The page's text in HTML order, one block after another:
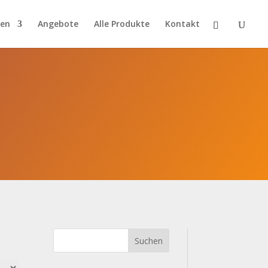
Angebote Alle Produkte Kontakt